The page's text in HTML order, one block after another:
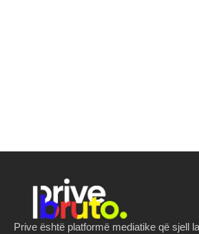
Prive është platformë mediatike që sjell